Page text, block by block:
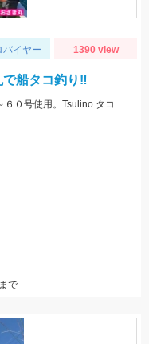
バイヤー 1390 view
船タコ釣り‼
片名漁港おざき丸さんで出船。おもりは３０～６０号使用。Tsulino タコエギ大活躍‼白やピンクゼブラ、黄色が特におすすめ！
で